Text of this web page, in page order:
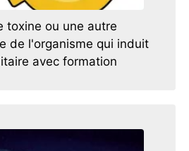
toxine ou une autre
de l'organisme qui induit
avec formation